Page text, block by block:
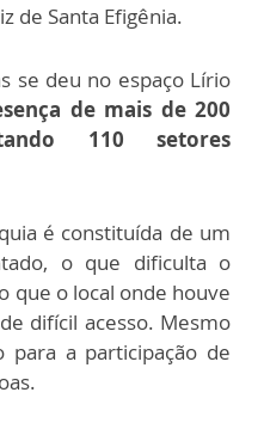
de Santa Efigênia.
se deu no espaço Lírio
de mais de 200
110 setores
é constituída de um
o que dificulta o
que o local onde houve
difícil acesso. Mesmo
para a participação de